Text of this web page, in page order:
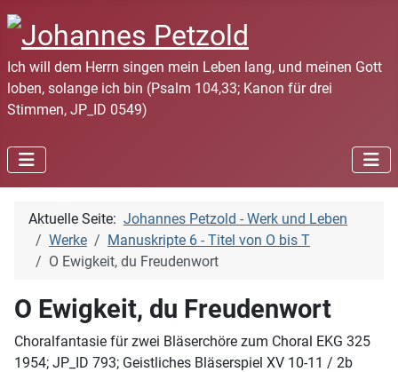
Ich will dem Herrn singen mein Leben lang, und meinen Gott
loben, solange ich bin (Psalm 104,33; Kanon für drei
Stimmen, JP_ID 0549)
Aktuelle Seite: Johannes Petzold - Werk und Leben
Werke
Manuskripte 6 - Titel von O bis T
O Ewigkeit, du Freudenwort
O Ewigkeit, du Freudenwort
Choralfantasie für zwei Bläserchöre zum Choral EKG 325
1954; JP_ID 793; Geistliches Bläserspiel XV 10-11 / 2b